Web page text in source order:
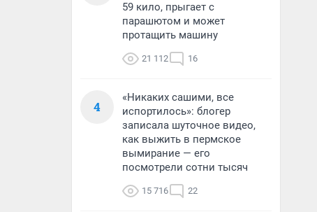
59 кило, прыгает с
парашютом и может
протащить машину
21 112 16
4
«Никаких сашими, все
испортилось»: блогер
записала шуточное видео,
как выжить в пермское
вымирание — его
посмотрели сотни тысяч
15 716 22